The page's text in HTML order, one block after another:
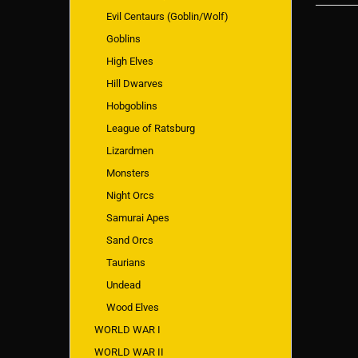
Evil Centaurs (Goblin/Wolf)
Goblins
High Elves
Hill Dwarves
Hobgoblins
League of Ratsburg
Lizardmen
Monsters
Night Orcs
Samurai Apes
Sand Orcs
Taurians
Undead
Wood Elves
WORLD WAR I
WORLD WAR II